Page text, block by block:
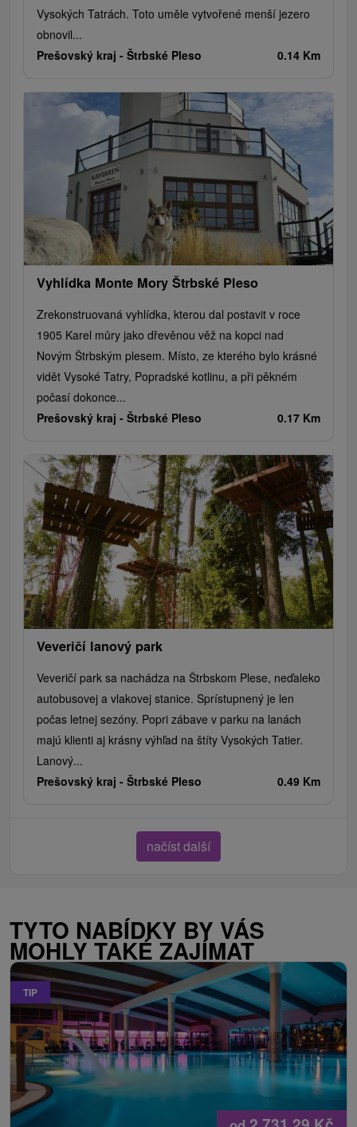
Vysokých Tatrách. Toto uměle vytvořené menší jezero
obnovil...
Prešovský kraj - Štrbské Pleso 0.14 Km
Vyhlídka Monte Mory Štrbské Pleso
Zrekonstruovaná vyhlídka, kterou dal postavit v roce
1905 Karel můry jako dřevěnou věž na kopci nad
Novým Štrbským plesem. Místo, ze kterého bylo krásné
vidět Vysoké Tatry, Popradské kotlinu, a při pěkném
počasí dokonce...
Prešovský kraj - Štrbské Pleso 0.17 Km
Veveričí lanový park
Veveričí park sa nachádza na Štrbskom Plese, neďaleko
autobusovej a vlakovej stanice. Sprístupnený je len
počas letnej sezóny. Popri zábave v parku na lanách
majú klienti aj krásny výhľad na štíty Vysokých Tatier.
Lanový...
Prešovský kraj - Štrbské Pleso 0.49 Km
načíst další
TYTO NABÍDKY BY VÁS
MOHLY TAKÉ ZAJÍMAT
TIP